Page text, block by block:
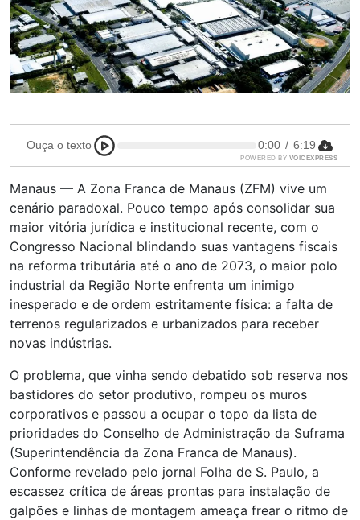
Ouça o texto 0:00 / 6:19
POWERED BY VOICEXPRESS
Manaus — A Zona Franca de Manaus (ZFM) vive um
cenário paradoxal. Pouco tempo após consolidar sua
maior vitória jurídica e institucional recente, com o
Congresso Nacional blindando suas vantagens fiscais
na reforma tributária até o ano de 2073, o maior polo
industrial da Região Norte enfrenta um inimigo
inesperado e de ordem estritamente física: a falta de
terrenos regularizados e urbanizados para receber
novas indústrias.
O problema, que vinha sendo debatido sob reserva nos
bastidores do setor produtivo, rompeu os muros
corporativos e passou a ocupar o topo da lista de
prioridades do Conselho de Administração da Suframa
(Superintendência da Zona Franca de Manaus).
Conforme revelado pelo jornal Folha de S. Paulo, a
escassez crítica de áreas prontas para instalação de
galpões e linhas de montagem ameaça frear o ritmo de